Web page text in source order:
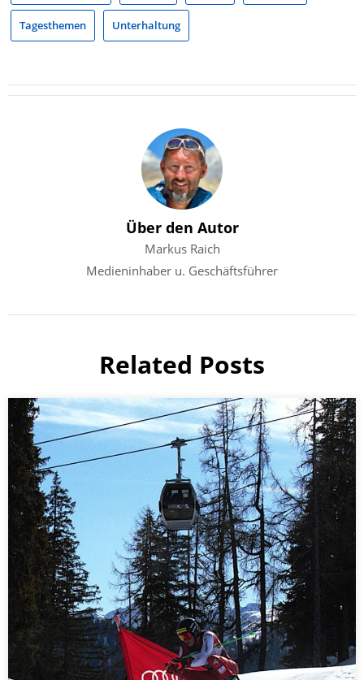
Tagesthemen Unterhaltung
Über den Autor
Markus Raich
Medieninhaber u. Geschäftsführer
Related Posts